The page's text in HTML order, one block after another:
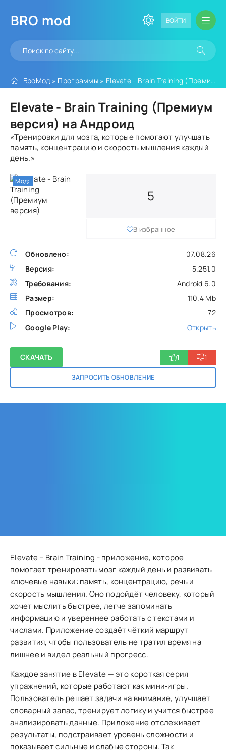
BRO mod ВОЙТИ
БроМод » Программы » Elevate - Brain Training (Премиум версия)
Elevate - Brain Training (Премиум
версия) на Андроид
«Тренировки для мозга, которые помогают улучшать
память, концентрацию и скорость мышления каждый
день.»
Обновлено:
07.08.26
Версия:
5.251.0
Требования:
Android 6.0
Размер:
110.4 Mb
Просмотров:
72
Google Play:
Открыть
5
В избранное
СКАЧАТЬ
ЗАПРОСИТЬ ОБНОВЛЕНИЕ
1 1
Мод:
Elevate – Brain Training - приложение, которое
помогает тренировать мозг каждый день и развивать
ключевые навыки: память, концентрацию, речь и
скорость мышления. Оно подойдёт человеку, который
хочет мыслить быстрее, легче запоминать
информацию и увереннее работать с текстами и
числами. Приложение создаёт чёткий маршрут
развития, чтобы пользователь не тратил время на
лишнее и видел реальный прогресс.
Каждое занятие в Elevate — это короткая серия
упражнений, которые работают как мини‑игры.
Пользователь решает задачи на внимание, улучшает
словарный запас, тренирует логику и учится быстрее
анализировать данные. Приложение отслеживает
результаты, подстраивает уровень сложности и
показывает сильные и слабые стороны. Так